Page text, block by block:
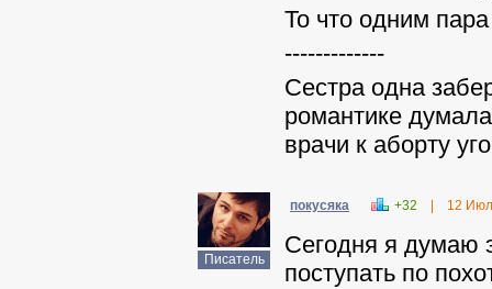
То что одним
-------------
Сестра одна
романтике
врачи к аборту
Писатель
покусяка +32 12
Сегодня я думаю
поступать по